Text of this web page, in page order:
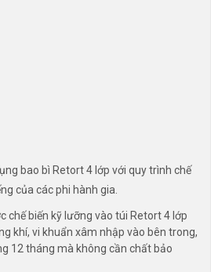
bao bì Retort 4 lớp với quy trình chế
của các phi hành gia.
chế biến kỹ lưỡng vào túi Retort 4 lớp
khí, vi khuẩn xâm nhập vào bên trong,
12 tháng mà không cần chất bảo